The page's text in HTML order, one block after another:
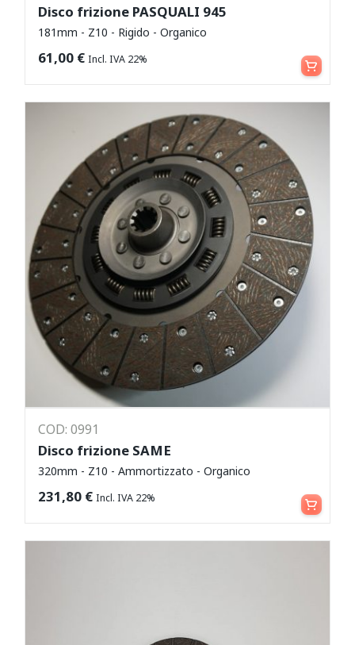
Disco frizione PASQUALI 945
181mm - Z10 - Rigido - Organico
61,00 € Incl. IVA 22% Aggiungi al carrello
COD: 0991
Disco frizione SAME
320mm - Z10 - Ammortizzato - Organico
231,80 € Incl. IVA 22% Aggiungi al carrello